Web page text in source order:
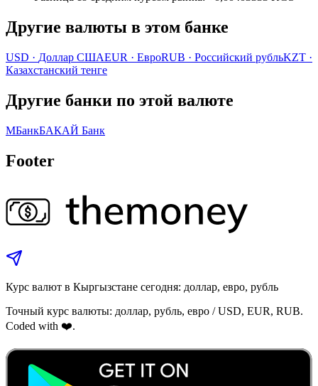
Другие валюты в этом банке
USD · Доллар СШАEUR · ЕвроRUB · Российский рубльKZT ·
Казахстанский тенге
Другие банки по этой валюте
МБанкБАКАЙ Банк
Footer
Курс валют в Кыргызстане сегодня: доллар, евро, рубль
Точный курс валюты: доллар, рубль, евро / USD, EUR, RUB.
Coded with ❤️.